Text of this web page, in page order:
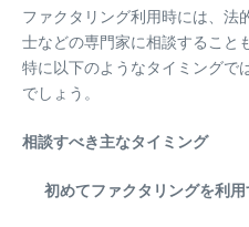
ファクタリング利用時には、法
士などの専門家に相談すること
特に以下のようなタイミングで
でしょう。
相談すべき主なタイミング
初めてファクタリングを利